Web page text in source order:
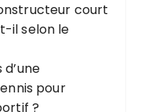
court
il selon le
pour
?